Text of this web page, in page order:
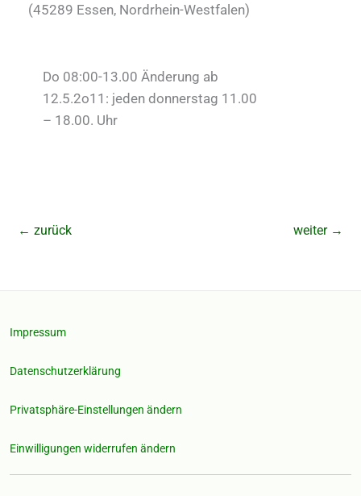
(45289 Essen, Nordrhein-Westfalen)
Do 08:00-13.00 Änderung ab
12.5.2o11: jeden donnerstag 11.00
– 18.00. Uhr
← zurück weiter →
Impressum
Datenschutzerklärung
Privatsphäre-Einstellungen ändern
Einwilligungen widerrufen ändern